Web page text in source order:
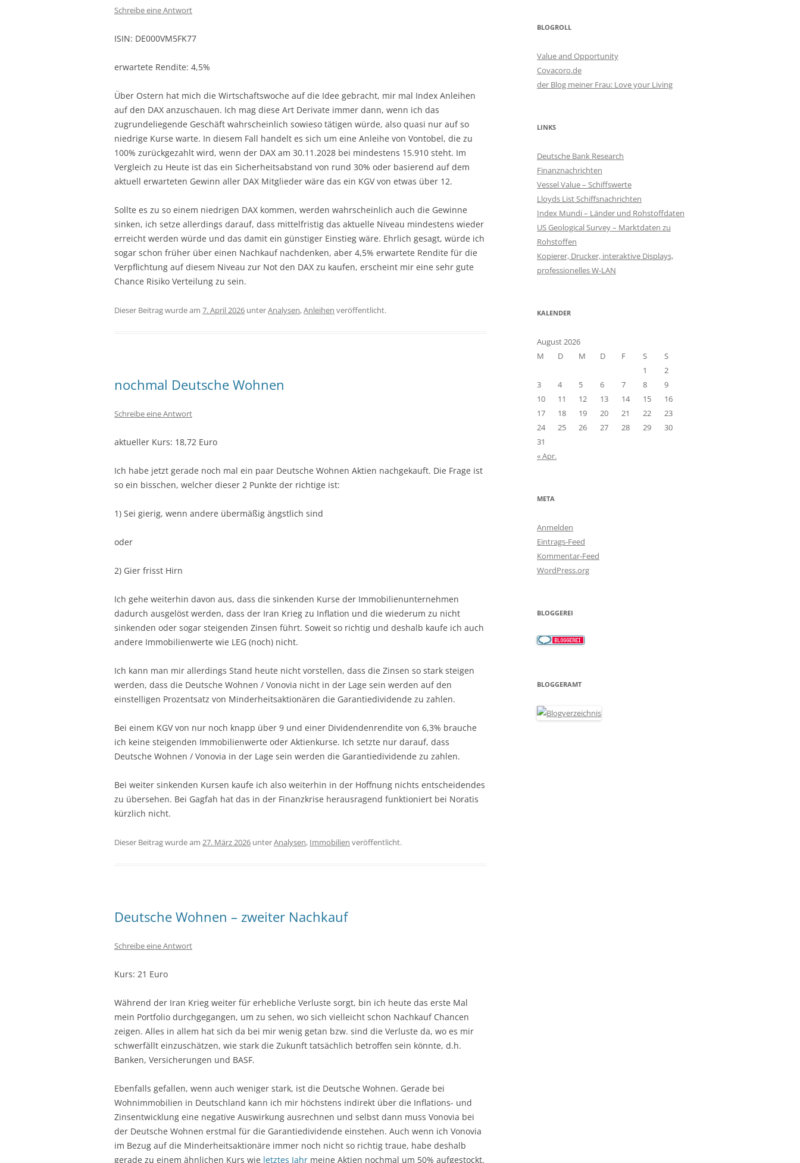
Schreibe eine Antwort
ISIN: DE000VM5FK77
erwartete Rendite: 4,5%
Über Ostern hat mich die Wirtschaftswoche auf die Idee gebracht, mir mal Index Anleihen
auf den DAX anzuschauen. Ich mag diese Art Derivate immer dann, wenn ich das
zugrundeliegende Geschäft wahrscheinlich sowieso tätigen würde, also quasi nur auf so
niedrige Kurse warte. In diesem Fall handelt es sich um eine Anleihe von Vontobel, die zu
100% zurückgezahlt wird, wenn der DAX am 30.11.2028 bei mindestens 15.910 steht. Im
Vergleich zu Heute ist das ein Sicherheitsabstand von rund 30% oder basierend auf dem
aktuell erwarteten Gewinn aller DAX Mitglieder wäre das ein KGV von etwas über 12.
Sollte es zu so einem niedrigen DAX kommen, werden wahrscheinlich auch die Gewinne
sinken, ich setze allerdings darauf, dass mittelfristig das aktuelle Niveau mindestens wieder
erreicht werden würde und das damit ein günstiger Einstieg wäre. Ehrlich gesagt, würde ich
sogar schon früher über einen Nachkauf nachdenken, aber 4,5% erwartete Rendite für die
Verpflichtung auf diesem Niveau zur Not den DAX zu kaufen, erscheint mir eine sehr gute
Chance Risiko Verteilung zu sein.
Dieser Beitrag wurde am 7. April 2026 unterAnalysen,Anleihen veröffentlicht.
nochmal Deutsche Wohnen
Schreibe eine Antwort
aktueller Kurs: 18,72 Euro
Ich habe jetzt gerade noch mal ein paar Deutsche Wohnen Aktien nachgekauft. Die Frage ist
so ein bisschen, welcher dieser 2 Punkte der richtige ist:
1) Sei gierig, wenn andere übermäßig ängstlich sind
oder
2) Gier frisst Hirn
Ich gehe weiterhin davon aus, dass die sinkenden Kurse der Immobilienunternehmen
dadurch ausgelöst werden, dass der Iran Krieg zu Inflation und die wiederum zu nicht
sinkenden oder sogar steigenden Zinsen führt. Soweit so richtig und deshalb kaufe ich auch
andere Immobilienwerte wie LEG (noch) nicht.
Ich kann man mir allerdings Stand heute nicht vorstellen, dass die Zinsen so stark steigen
werden, dass die Deutsche Wohnen / Vonovia nicht in der Lage sein werden auf den
einstelligen Prozentsatz von Minderheitsaktionären die Garantiedividende zu zahlen.
Bei einem KGV von nur noch knapp über 9 und einer Dividendenrendite von 6,3% brauche
ich keine steigenden Immobilienwerte oder Aktienkurse. Ich setzte nur darauf, dass
Deutsche Wohnen / Vonovia in der Lage sein werden die Garantiedividende zu zahlen.
Bei weiter sinkenden Kursen kaufe ich also weiterhin in der Hoffnung nichts entscheidendes
zu übersehen. Bei Gagfah hat das in der Finanzkrise herausragend funktioniert bei Noratis
kürzlich nicht.
Dieser Beitrag wurde am 27. März 2026 unterAnalysen, Immobilien veröffentlicht.
Deutsche Wohnen – zweiter Nachkauf
Schreibe eine Antwort
Kurs: 21 Euro
Während der Iran Krieg weiter für erhebliche Verluste sorgt, bin ich heute das erste Mal
mein Portfolio durchgegangen, um zu sehen, wo sich vielleicht schon Nachkauf Chancen
zeigen. Alles in allem hat sich da bei mir wenig getan bzw. sind die Verluste da, wo es mir
schwerfällt einzuschätzen, wie stark die Zukunft tatsächlich betroffen sein könnte, d.h.
Banken, Versicherungen und BASF.
Ebenfalls gefallen, wenn auch weniger stark, ist die Deutsche Wohnen. Gerade bei
Wohnimmobilien in Deutschland kann ich mir höchstens indirekt über die Inflations- und
Zinsentwicklung eine negative Auswirkung ausrechnen und selbst dann muss Vonovia bei
der Deutsche Wohnen erstmal für die Garantiedividende einstehen. Auch wenn ich Vonovia
im Bezug auf die Minderheitsaktionäre immer noch nicht so richtig traue, habe deshalb
gerade zu einem ähnlichen Kurs wie letztes Jahr meine Aktien nochmal um 50% aufgestockt.
BLOGROLL
Value and Opportunity
Covacoro.de
der Blog meiner Frau: Love your Living
LINKS
Deutsche Bank Research
Finanznachrichten
Vessel Value – Schiffswerte
Lloyds List Schiffsnachrichten
Index Mundi – Länder und Rohstoffdaten
US Geological Survey – Marktdaten zu
Rohstoffen
Kopierer, Drucker, interaktive Displays,
professionelles W-LAN
KALENDER
August 2026
M
D M D F S
S
1
2
3
4 5 6 7 8
9
10
11 12 13 14 15
16
17
18 19 20 21 22
23
24
25 26 27 28 29
30
31
« Apr.
META
Anmelden
Eintrags-Feed
Kommentar-Feed
WordPress.org
BLOGGEREI
BLOGGERAMT